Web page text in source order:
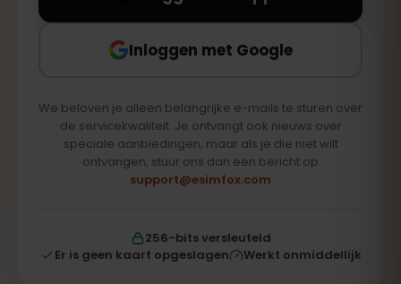
Inloggen met Google
We beloven je alleen belangrijke e-mails te sturen over
de servicekwaliteit. Je ontvangt ook nieuws over
speciale aanbiedingen, maar als je die niet wilt
ontvangen, stuur ons dan een bericht op
support@esimfox.com
256-bits versleuteld
Er is geen kaart opgeslagen
Werkt onmiddellijk